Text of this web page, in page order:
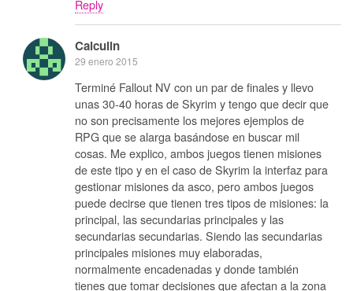
Reply
Calculin
29 enero 2015
Terminé Fallout NV con un par de finales y llevo
unas 30-40 horas de Skyrim y tengo que decir que
no son precisamente los mejores ejemplos de
RPG que se alarga basándose en buscar mil
cosas. Me explico, ambos juegos tienen misiones
de este tipo y en el caso de Skyrim la interfaz para
gestionar misiones da asco, pero ambos juegos
puede decirse que tienen tres tipos de misiones: la
principal, las secundarias principales y las
secundarias secundarias. Siendo las secundarias
principales misiones muy elaboradas,
normalmente encadenadas y donde también
tienes que tomar decisiones que afectan a la zona